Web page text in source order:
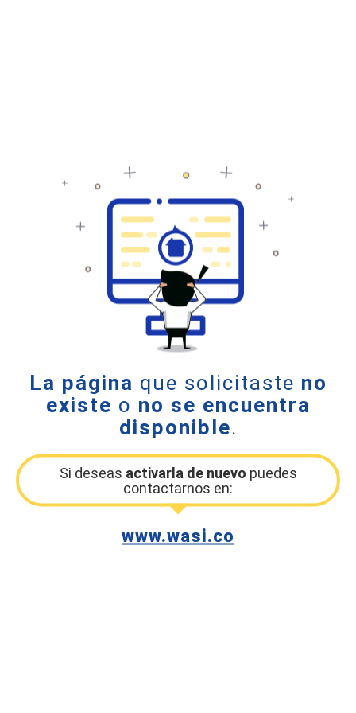
La página que solicitaste no
existe o no se encuentra
disponible.
Si deseas activarla de nuevo puedes
contactarnos en:
www.wasi.co